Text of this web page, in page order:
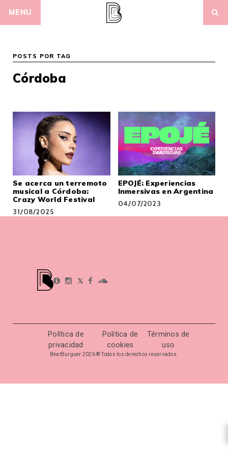
MENU
POSTS POR TAG
Córdoba
Se acerca un terremoto
musical a Córdoba:
Crazy World Festival
31/08/2025
EPOJÉ: Experiencias
Inmersivas en Argentina
04/07/2023
𝕏
Política de
privacidad
Política de
cookies
Términos de
uso
BeatBurguer 2026 ® Todos los derechos reservados.